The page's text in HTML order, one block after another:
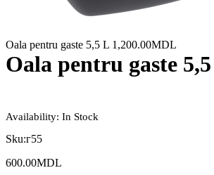
Oala pentru gaste 5,5 L 1,200.00MDL
Oala pentru gaste
Availability: In Stock
Sku:г55
600.00MDL